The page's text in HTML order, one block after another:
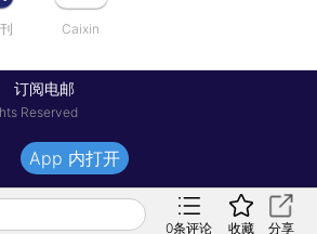
Caixin
订阅电邮
Reserved
0条评论 收藏 分享
App 内打开